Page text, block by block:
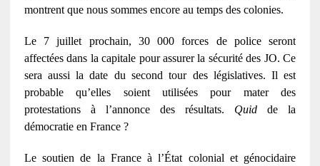
montrent que nous sommes encore au temps des colonies.
Le 7 juillet prochain, 30 000 forces de police seront
affectées dans la capitale pour assurer la sécurité des JO. Ce
sera aussi la date du second tour des législatives. Il est
probable qu’elles soient utilisées pour mater des
protestations à l’annonce des résultats. Quid de la
démocratie en France ?
Le soutien de la France à l’État colonial et génocidaire